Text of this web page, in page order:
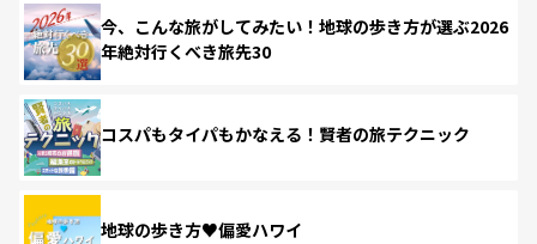
今、こんな旅がしてみたい！地球の歩き方が選ぶ2026
年絶対行くべき旅先30
コスパもタイパもかなえる！賢者の旅テクニック
地球の歩き方♥偏愛ハワイ